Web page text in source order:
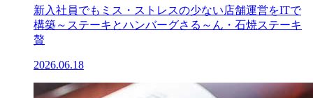
新入社員でもミス・ストレスの少ない店舗運営をITで
構築～ステーキとハンバーグさる～ん・石焼ステーキ
贅
2026.06.18